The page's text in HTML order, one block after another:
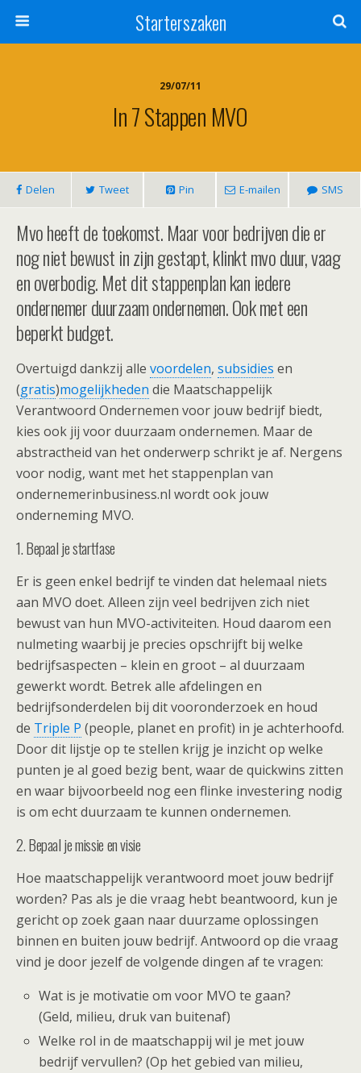
Starterszaken
29/07/11
In 7 Stappen MVO
Delen Tweet Pin E-mailen SMS
Mvo heeft de toekomst. Maar voor bedrijven die er
nog niet bewust in zijn gestapt, klinkt mvo duur, vaag
en overbodig. Met dit stappenplan kan iedere
ondernemer duurzaam ondernemen. Ook met een
beperkt budget.
Overtuigd dankzij alle voordelen, subsidies en
(gratis)mogelijkheden die Maatschappelijk
Verantwoord Ondernemen voor jouw bedrijf biedt,
kies ook jij voor duurzaam ondernemen. Maar de
abstractheid van het onderwerp schrikt je af. Nergens
voor nodig, want met het stappenplan van
ondernemerinbusiness.nl wordt ook jouw
onderneming MVO.
1. Bepaal je startfase
Er is geen enkel bedrijf te vinden dat helemaal niets
aan MVO doet. Alleen zijn veel bedrijven zich niet
bewust van hun MVO-activiteiten. Houd daarom een
nulmeting waarbij je precies opschrijft bij welke
bedrijfsaspecten – klein en groot – al duurzaam
gewerkt wordt. Betrek alle afdelingen en
bedrijfsonderdelen bij dit vooronderzoek en houd
de Triple P (people, planet en profit) in je achterhoofd.
Door dit lijstje op te stellen krijg je inzicht op welke
punten je al goed bezig bent, waar de quickwins zitten
en waar bijvoorbeeld nog een flinke investering nodig
is om echt duurzaam te kunnen ondernemen.
2. Bepaal je missie en visie
Hoe maatschappelijk verantwoord moet jouw bedrijf
worden? Pas als je die vraag hebt beantwoord, kun je
gericht op zoek gaan naar duurzame oplossingen
binnen en buiten jouw bedrijf. Antwoord op die vraag
vind je door jezelf de volgende dingen af te vragen:
Wat is je motivatie om voor MVO te gaan?
(Geld, milieu, druk van buitenaf)
Welke rol in de maatschappij wil je met jouw
bedrijf vervullen? (Op het gebied van milieu,